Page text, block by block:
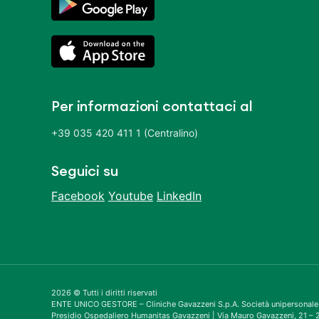
Per informazioni contattaci al
+39 035 420 411 1 (Centralino)
Seguici su
Facebook Youtube LinkedIn
2026 © Tutti i diritti riservati
ENTE UNICO GESTORE – Cliniche Gavazzeni S.p.A. Società unipersonale
Presidio Ospedaliero Humanitas Gavazzeni | Via Mauro Gavazzeni, 21 –